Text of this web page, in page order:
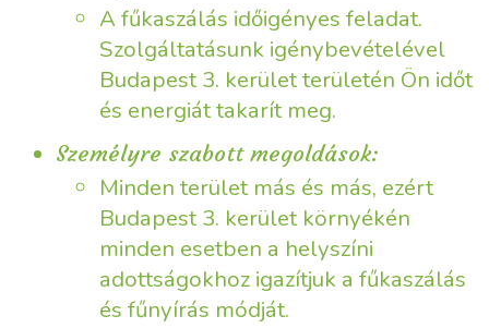
A fűkaszálás időigényes feladat.
Szolgáltatásunk igénybevételével
Budapest 3. kerület területén Ön időt
és energiát takarít meg.
Személyre szabott megoldások:
Minden terület más és más, ezért
Budapest 3. kerület környékén
minden esetben a helyszíni
adottságokhoz igazítjuk a fűkaszálás
és fűnyírás módját.